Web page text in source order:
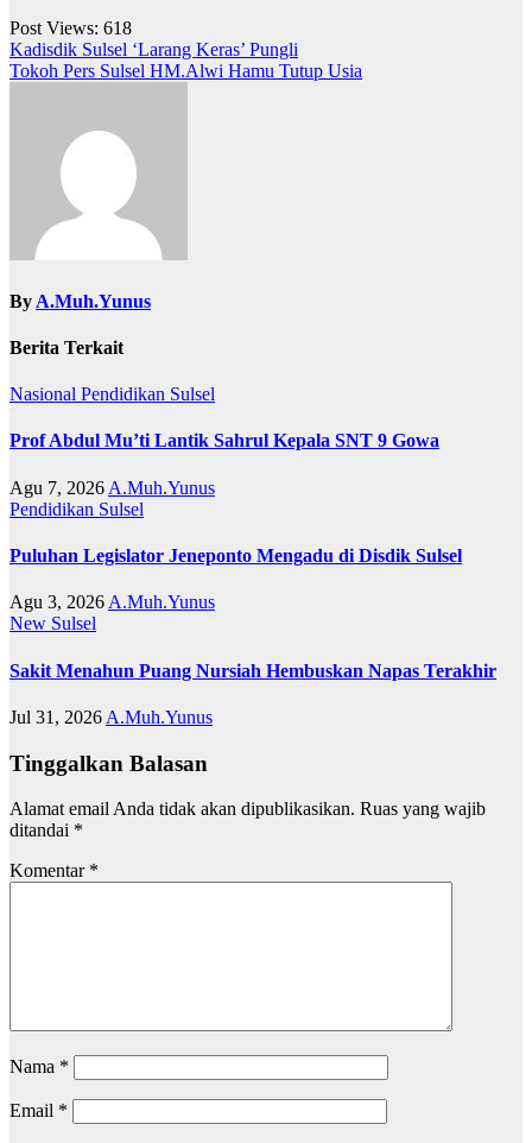
Post Views: 618
Navigasi
pos
Kadisdik Sulsel ‘Larang Keras’ Pungli
Tokoh Pers Sulsel HM.Alwi Hamu Tutup Usia
By A.Muh.Yunus
Berita Terkait
Nasional Pendidikan Sulsel
Prof Abdul Mu’ti Lantik Sahrul Kepala SNT 9 Gowa
Agu 7, 2026 A.Muh.Yunus
Pendidikan Sulsel
Puluhan Legislator Jeneponto Mengadu di Disdik Sulsel
Agu 3, 2026 A.Muh.Yunus
New Sulsel
Sakit Menahun Puang Nursiah Hembuskan Napas Terakhir
Jul 31, 2026 A.Muh.Yunus
Tinggalkan Balasan
Alamat email Anda tidak akan dipublikasikan. Ruas yang wajib
ditandai *
Komentar *
Nama *
Email *